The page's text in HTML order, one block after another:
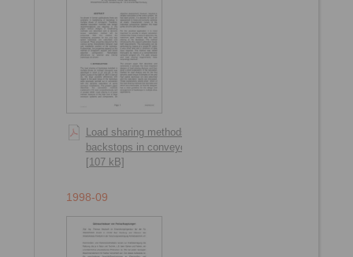
Load sharing methods of
backstops in conveyors
[107 kB]
1998-09